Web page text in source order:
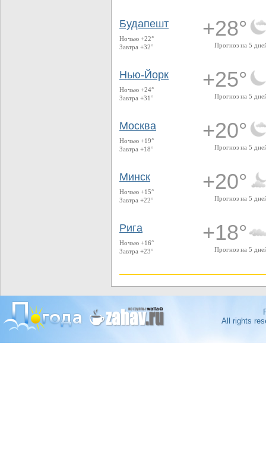
Будапешт
Ночью +22°
Завтра +32°
+28°
Прогноз на 5
Нью-Йорк
Ночью +24°
Завтра +31°
+25°
Прогноз на 5
Москва
Ночью +19°
Завтра +18°
+20°
Прогноз на 5
Минск
Ночью +15°
Завтра +22°
+20°
Прогноз на 5
Рига
Ночью +16°
Завтра +23°
+18°
Прогноз на 5
All rights